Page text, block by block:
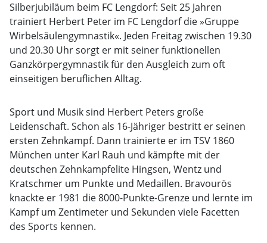
Silberjubiläum beim FC Lengdorf: Seit 25 Jahren
trainiert Herbert Peter im FC Lengdorf die »Gruppe
Wirbelsäulengymnastik«. Jeden Freitag zwischen 19.30
und 20.30 Uhr sorgt er mit seiner funktionellen
Ganzkörpergymnastik für den Ausgleich zum oft
einseitigen beruflichen Alltag.
Sport und Musik sind Herbert Peters große
Leidenschaft. Schon als 16-Jähriger bestritt er seinen
ersten Zehnkampf. Dann trainierte er im TSV 1860
München unter Karl Rauh und kämpfte mit der
deutschen Zehnkampfelite Hingsen, Wentz und
Kratsch­mer um Punkte und Medaillen. Bravourös
knackte er 1981 die 8000-Punkte-Grenze und lernte im
Kampf um Zentimeter und Sekunden viele Facetten
des Sports kennen.